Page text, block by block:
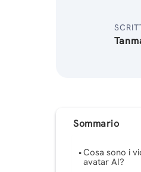
Sommario
Cosa sono i
avatar AI?